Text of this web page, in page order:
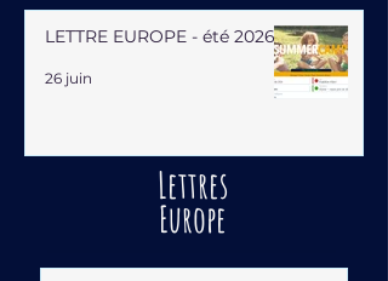
LETTRE EUROPE - été 2026
26 juin
Lettres
Europe